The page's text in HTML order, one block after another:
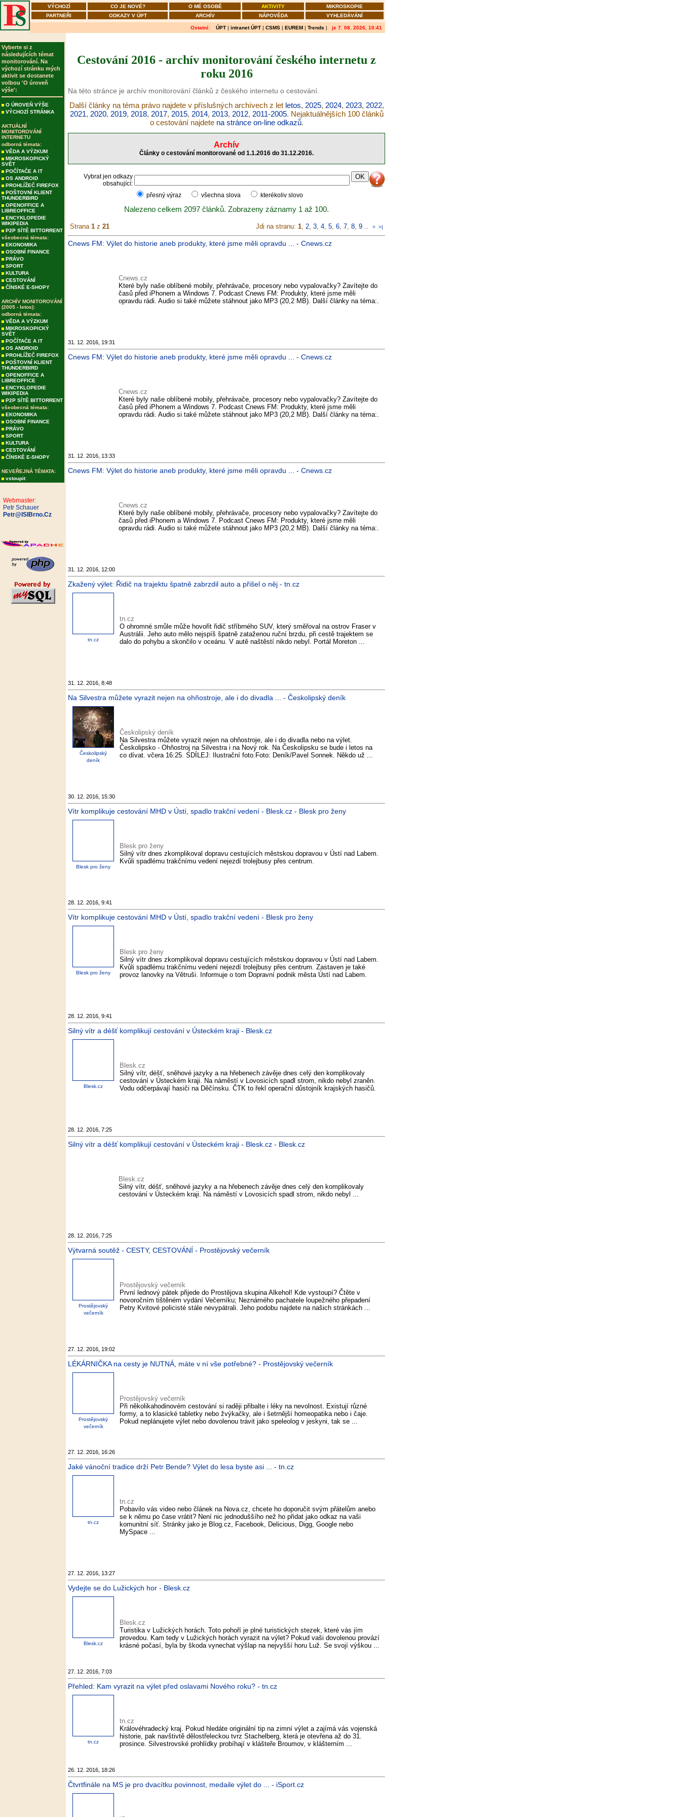
VÝCHOZÍ CO JE NOVÉ? O MÉ OSOBĚ AKTIVITY
MIKROSKOPIE
PARTNEŘI
ODKAZY V ÚPT ARCHÍV NÁPOVĚDA VYHLEDÁVÁNÍ
Ostatní: ÚPT | intranet ÚPT | CSMS | EUREM | Trends | je 7. 08. 2026, 10:41
Vyberte si z
následujících témat
monitorování. Na
výchozí stránku mých
aktivit se dostanete
volbou 'O úroveň
výše':
O ÚROVEŇ VÝŠE
VÝCHOZÍ STRÁNKA
AKTUÁLNÍ
MONITOROVÁNÍ
INTERNETU
odborná témata:
VĚDA A VÝZKUM
MIKROSKOPICKÝ
SVĚT
POČÍTAČE A IT
OS ANDROID
PROHLÍŽEČ FIREFOX
POŠTOVNÍ KLIENT
THUNDERBIRD
OPENOFFICE A
LIBREOFFICE
ENCYKLOPEDIE
WIKIPEDIA
P2P SÍTĚ BITTORRENT
všeobecná témata:
EKONOMIKA
OSOBNÍ FINANCE
PRÁVO
SPORT
KULTURA
CESTOVÁNÍ
ČÍNSKÉ E-SHOPY
ARCHÍV MONITOROVÁNÍ
(2005 - letos):
odborná témata:
VĚDA A VÝZKUM
MIKROSKOPICKÝ
SVĚT
POČÍTAČE A IT
OS ANDROID
PROHLÍŽEČ FIREFOX
POŠTOVNÍ KLIENT
THUNDERBIRD
OPENOFFICE A
LIBREOFFICE
ENCYKLOPEDIE
WIKIPEDIA
P2P SÍTĚ BITTORRENT
všeobecná témata:
EKONOMIKA
OSOBNÍ FINANCE
PRÁVO
SPORT
KULTURA
CESTOVÁNÍ
ČÍNSKÉ E-SHOPY
NEVEŘEJNÁ TÉMATA:
vstoupit
Webmaster:
Petr Schauer
Petr@ISIBrno.Cz
Cestování 2016 - archív monitorování českého internetu z
roku 2016
Na této stránce je archív monitorování článků z českého internetu o cestování.
Další články na téma právo najdete v příslušných archívech z let letos, 2025, 2024, 2023, 2022,
2021, 2020, 2019, 2018, 2017, 2015, 2014, 2013, 2012, 2011-2005. Nejaktuálnějších 100 článků
o cestování najdete na stránce on-line odkazů.
Archív
Články o cestování monitorované od 1.1.2016 do 31.12.2016.
Vybrat jen odkazy
obsahující:
přesný výraz
všechna slova kterékoliv slovo
Nalezeno celkem 2097 článků. Zobrazeny záznamy 1 až 100.
Strana 1 z 21 Jdi na stranu: 1, 2, 3, 4, 5, 6, 7, 8, 9 .. > >|
Cnews FM: Výlet do historie aneb produkty, které jsme měli opravdu ... - Cnews.cz
Cnews.cz
Které byly naše oblíbené mobily, přehrávače, procesory nebo vypalovačky? Zavítejte do
časů před iPhonem a Windows 7. Podcast Cnews FM: Produkty, které jsme měli
opravdu rádi. Audio si také můžete stáhnout jako MP3 (20,2 MB). Další články na téma:.
31. 12. 2016, 19:31
Cnews FM: Výlet do historie aneb produkty, které jsme měli opravdu ... - Cnews.cz
Cnews.cz
Které byly naše oblíbené mobily, přehrávače, procesory nebo vypalovačky? Zavítejte do
časů před iPhonem a Windows 7. Podcast Cnews FM: Produkty, které jsme měli
opravdu rádi. Audio si také můžete stáhnout jako MP3 (20,2 MB). Další články na téma:.
31. 12. 2016, 13:33
Cnews FM: Výlet do historie aneb produkty, které jsme měli opravdu ... - Cnews.cz
Cnews.cz
Které byly naše oblíbené mobily, přehrávače, procesory nebo vypalovačky? Zavítejte do
časů před iPhonem a Windows 7. Podcast Cnews FM: Produkty, které jsme měli
opravdu rádi. Audio si také můžete stáhnout jako MP3 (20,2 MB). Další články na téma:.
31. 12. 2016, 12:00
Zkažený výlet: Řidič na trajektu špatně zabrzdil auto a přišel o něj - tn.cz
tn.cz
tn.cz
O ohromné smůle může hovořit řidič stříbrného SUV, který směřoval na ostrov Fraser v
Austrálii. Jeho auto mělo nejspíš špatně zataženou ruční brzdu, při cestě trajektem se
dalo do pohybu a skončilo v oceánu. V autě naštěstí nikdo nebyl. Portál Moreton ...
31. 12. 2016, 8:48
Na Silvestra můžete vyrazit nejen na ohňostroje, ale i do divadla ... - Českolipský deník
Českolipský
deník
Českolipský deník
Na Silvestra můžete vyrazit nejen na ohňostroje, ale i do divadla nebo na výlet.
Českolipsko - Ohňostroj na Silvestra i na Nový rok. Na Českolipsku se bude i letos na
co dívat. včera 16:25. SDÍLEJ: Ilustrační foto.Foto: Deník/Pavel Sonnek. Někdo už ...
30. 12. 2016, 15:30
Vítr komplikuje cestování MHD v Ústí, spadlo trakční vedení - Blesk.cz - Blesk pro ženy
Blesk pro ženy
Blesk pro ženy
Silný vítr dnes zkomplikoval dopravu cestujících městskou dopravou v Ústí nad Labem.
Kvůli spadlému trakčnímu vedení nejezdí trolejbusy přes centrum.
28. 12. 2016, 9:41
Vítr komplikuje cestování MHD v Ústí, spadlo trakční vedení - Blesk pro ženy
Blesk pro ženy
Blesk pro ženy
Silný vítr dnes zkomplikoval dopravu cestujících městskou dopravou v Ústí nad Labem.
Kvůli spadlému trakčnímu vedení nejezdí trolejbusy přes centrum. Zastaven je také
provoz lanovky na Větruši. Informuje o tom Dopravní podnik města Ústí nad Labem.
28. 12. 2016, 9:41
Silný vítr a déšť komplikují cestování v Ústeckém kraji - Blesk.cz
Blesk.cz
Blesk.cz
Silný vítr, déšť, sněhové jazyky a na hřebenech závěje dnes celý den komplikovaly
cestování v Ústeckém kraji. Na náměstí v Lovosicích spadl strom, nikdo nebyl zraněn.
Vodu odčerpávají hasiči na Děčínsku. ČTK to řekl operační důstojník krajských hasičů.
28. 12. 2016, 7:25
Silný vítr a déšť komplikují cestování v Ústeckém kraji - Blesk.cz - Blesk.cz
Blesk.cz
Silný vítr, déšť, sněhové jazyky a na hřebenech závěje dnes celý den komplikovaly
cestování v Ústeckém kraji. Na náměstí v Lovosicích spadl strom, nikdo nebyl ...
28. 12. 2016, 7:25
Výtvarná soutěž - CESTY, CESTOVÁNÍ - Prostějovský večerník
Prostějovský
večerník
Prostějovský večerník
První lednový pátek přijede do Prostějova skupina Alkehol! Kde vystoupí? Čtěte v
novoročním tištěném vydání Večerníku; Neznámého pachatele loupežného přepadení
Petry Kvitové policisté stále nevypátrali. Jeho podobu najdete na našich stránkách ...
27. 12. 2016, 19:02
LÉKÁRNIČKA na cesty je NUTNÁ, máte v ní vše potřebné? - Prostějovský večerník
Prostějovský
večerník
Prostějovský večerník
Při několikahodinovém cestování si raději přibalte i léky na nevolnost. Existují různé
formy, a to klasické tabletky nebo žvýkačky, ale i šetrnější homeopatika nebo i čaje.
Pokud neplánujete výlet nebo dovolenou trávit jako speleolog v jeskyni, tak se ...
27. 12. 2016, 16:26
Jaké vánoční tradice drží Petr Bende? Výlet do lesa byste asi ... - tn.cz
tn.cz
tn.cz
Pobavilo vás video nebo článek na Nova.cz, chcete ho doporučit svým přátelům anebo
se k němu po čase vrátit? Není nic jednoduššího než ho přidat jako odkaz na vaši
komunitní síť. Stránky jako je Blog.cz, Facebook, Delicious, Digg, Google nebo
MySpace ...
27. 12. 2016, 13:27
Vydejte se do Lužických hor - Blesk.cz
Blesk.cz
Blesk.cz
Turistika v Lužických horách. Toto pohoří je plné turistických stezek, které vás jím
provedou. Kam tedy v Lužických horách vyrazit na výlet? Pokud vaši dovolenou provází
krásné počasí, byla by škoda vynechat výšlap na nejvyšší horu Luž. Se svojí výškou ...
27. 12. 2016, 7:03
Přehled: Kam vyrazit na výlet před oslavami Nového roku? - tn.cz
tn.cz
tn.cz
Královéhradecký kraj. Pokud hledáte originální tip na zimní výlet a zajímá vás vojenská
historie, pak navštivtě dělostřeleckou tvrz Stachelberg, která je otevřena až do 31.
prosince. Silvestrovské prohlídky probíhají v klášteře Broumov, v klášterním ...
26. 12. 2016, 18:26
Čtvrtfinále na MS je pro dvacítku povinnost, medaile výlet do ... - iSport.cz